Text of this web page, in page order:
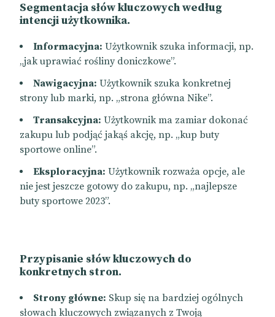
Segmentacja słów kluczowych według
intencji użytkownika.
Informacyjna: Użytkownik szuka informacji, np.
„jak uprawiać rośliny doniczkowe”.
Nawigacyjna: Użytkownik szuka konkretnej
strony lub marki, np. „strona główna Nike”.
Transakcyjna: Użytkownik ma zamiar dokonać
zakupu lub podjąć jakąś akcję, np. „kup buty
sportowe online”.
Eksploracyjna: Użytkownik rozważa opcje, ale
nie jest jeszcze gotowy do zakupu, np. „najlepsze
buty sportowe 2023”.
Przypisanie słów kluczowych do
konkretnych stron.
Strony główne: Skup się na bardziej ogólnych
słowach kluczowych związanych z Twoją